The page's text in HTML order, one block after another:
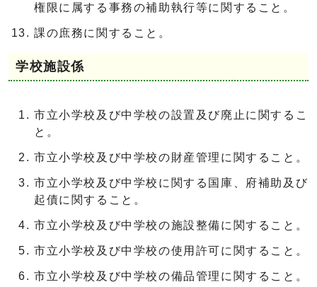
権限に属する事務の補助執行等に関すること。
課の庶務に関すること。
学校施設係
市立小学校及び中学校の設置及び廃止に関するこ
と。
市立小学校及び中学校の財産管理に関すること。
市立小学校及び中学校に関する国庫、府補助及び
起債に関すること。
市立小学校及び中学校の施設整備に関すること。
市立小学校及び中学校の使用許可に関すること。
市立小学校及び中学校の備品管理に関すること。